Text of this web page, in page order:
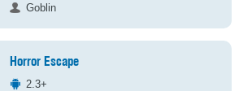
Goblin
Horror Escape
2.3+